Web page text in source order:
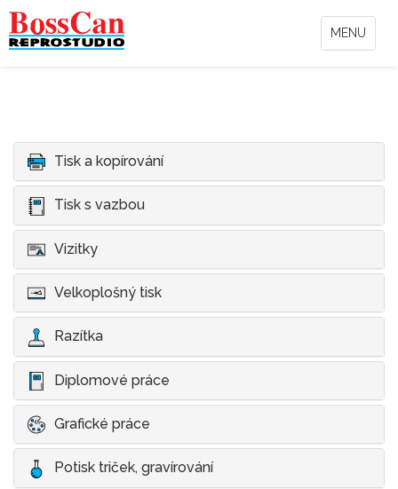
MENU
Tisk a kopírování
Tisk s vazbou
Vizitky
Velkoplošný tisk
Razítka
Diplomové práce
Grafické práce
Potisk triček, gravírování